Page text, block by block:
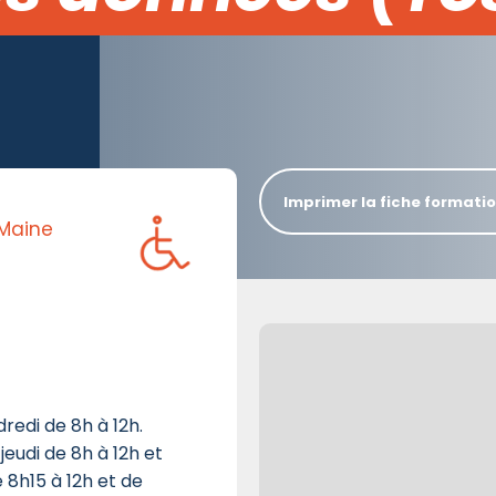
de 8h à 12h.
de 8h à 12h et
à 12h et de
Imprimer la fiche